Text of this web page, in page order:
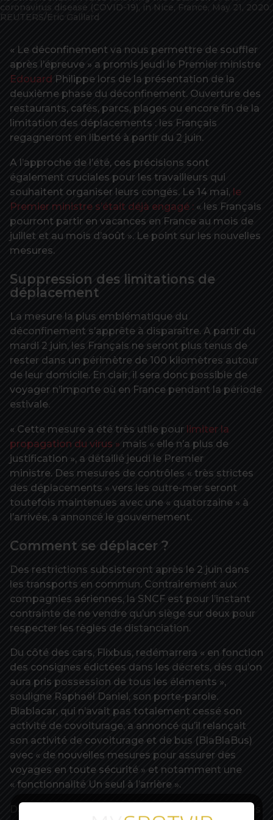
coronavirus disease (COVID-19), in Nice, France, May 21, 2020.
REUTERS/Eric Gaillard
« Le déconfinement va nous permettre de souffler
après l’épreuve » a promis jeudi le Premier ministre
Edouard Philippe lors de la présentation de la
deuxième phase du déconfinement. Ouverture des
restaurants, cafés, parcs, plages ou encore fin de la
limitation des déplacements : les Français
regagneront en liberté à partir du 2 juin.
A l’approche de l’été, ces précisions sont
également cruciales pour les travailleurs qui
souhaitent organiser leurs congés. Le 14 mai, le
Premier ministre s’était déjà engagé : « les Français
pourront partir en vacances en France au mois de
juillet et au mois d’août ». Le point sur les nouvelles
mesures.
Suppression des limitations de
déplacement
La mesure la plus emblématique du
déconfinement s’apprête à disparaître. A partir du
mardi 2 juin, les Français ne seront plus tenus de
rester dans un périmètre de 100 kilomètres autour
de leur domicile. En clair, il sera donc possible de
voyager n’importe où en France pendant la période
estivale.
« Cette mesure a été très utile pour limiter la
propagation du virus » mais « elle n’a plus de
justification », a détaillé jeudi le Premier
ministre. Des mesures de contrôles « très strictes
des déplacements » vers les outre-mer seront
toutefois maintenues avec une « quatorzaine » à
l’arrivée, a annoncé le gouvernement.
Comment se déplacer ?
Des restrictions subsisteront après le 2 juin dans
les transports en commun. Contrairement aux
compagnies aériennes, la SNCF est pour l’instant
contrainte de ne vendre qu’un siège sur deux pour
respecter les règles de distanciation.
Du côté des cars, Flixbus, redémarrera « en fonction
des consignes édictées dans les décrets, dès qu’on
aura pris possession de tous les éléments »,
souligne Raphaël Daniel, son porte-parole.
Blablacar, qui n’avait pas totalement cessé son
activité de covoiturage, a annoncé qu’il relançait
son activité de covoiturage et de bus (BlaBlaBus)
avec « de nouvelles mesures pour assurer des
voyages en toute sécurité » et notamment une
« fonctionnalité Un seul à l’arrière ».
Dans les airs, l’aéroport de Paris-Orly reprendra ses